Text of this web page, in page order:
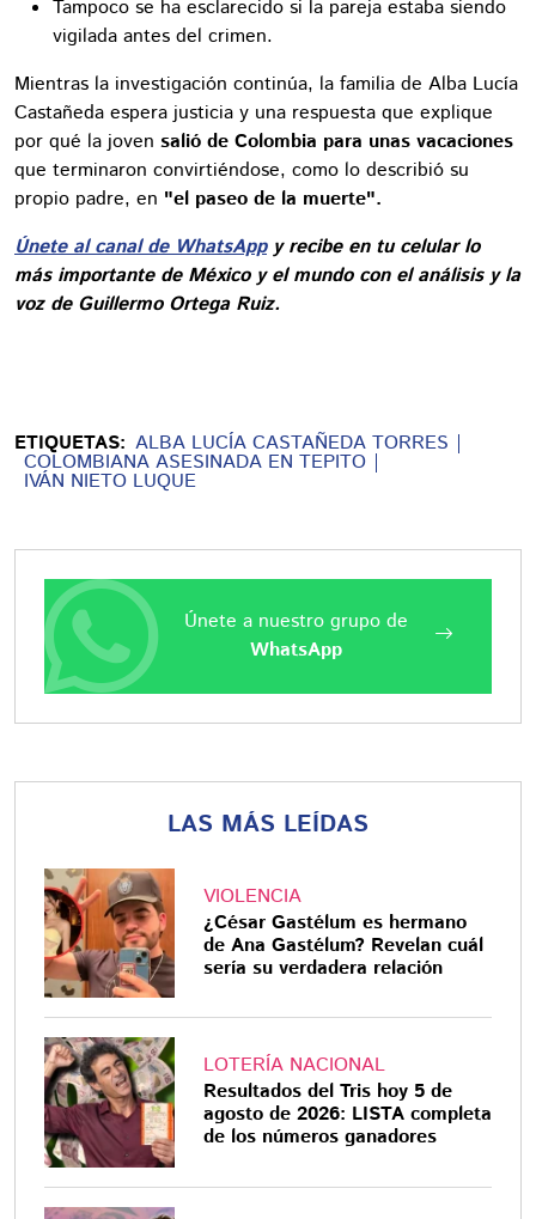
Tampoco se ha esclarecido si la pareja estaba siendo
vigilada antes del crimen.
Mientras la investigación continúa, la familia de Alba Lucía
Castañeda espera justicia y una respuesta que explique
por qué la joven salió de Colombia para unas vacaciones
que terminaron convirtiéndose, como lo describió su
propio padre, en "el paseo de la muerte".
Únete al canal de WhatsAppy recibe en tu celular lo
más importante de México y el mundo con el análisis y la
voz de Guillermo Ortega Ruiz.
ETIQUETAS: ALBA LUCÍA CASTAÑEDA TORRES
COLOMBIANA ASESINADA EN TEPITO
IVÁN NIETO LUQUE
Únete a nuestro grupo de
WhatsApp
LAS MÁS LEÍDAS
VIOLENCIA
¿César Gastélum es hermano
de Ana Gastélum? Revelan cuál
sería su verdadera relación
LOTERÍA NACIONAL
Resultados del Tris hoy 5 de
agosto de 2026: LISTA completa
de los números ganadores